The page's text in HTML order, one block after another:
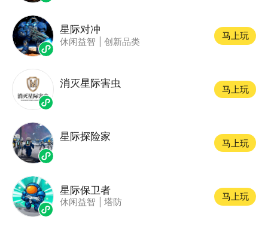
星际对冲
休闲益智 创新品类
马上玩
消灭星际害虫
马上玩
星际探险家
马上玩
星际保卫者
休闲益智 塔防
马上玩